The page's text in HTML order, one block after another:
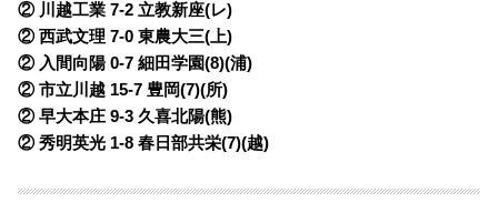
② 川越工業 7-2 立教新座(レ)
② 西武文理 7-0 東農大三(上)
② 入間向陽 0-7 細田学園(8)(浦)
② 市立川越 15-7 豊岡(7)(所)
② 早大本庄 9-3 久喜北陽(熊)
② 秀明英光 1-8 春日部共栄(7)(越)